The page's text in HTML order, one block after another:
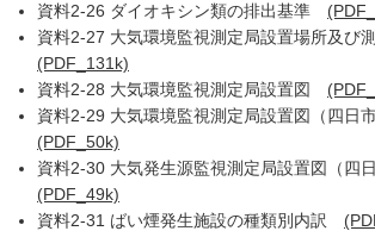
資料2-26 ダイオキシン類の排出基準
資料2-27 大気環境監視測定局設置場所及び
(PDF_131k)
資料2-28 大気環境監視測定局設置図
資料2-29 大気環境監視測定局設置図（四日
(PDF_50k)
資料2-30 大気発生源監視測定局設置図（四
(PDF_49k)
資料2-31 ばい煙発生施設の種類別内訳